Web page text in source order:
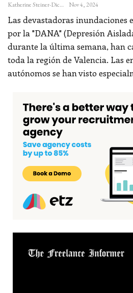
Katherine Steiner-Dicks Nov 4, 2024
Las devastadoras inundaciones
por la "DANA" (Depresión
durante la última semana, han
toda la región de Valencia. Las
autónomos se han visto